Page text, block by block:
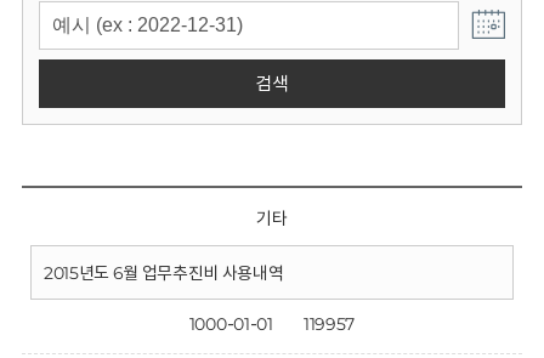
검색
기타
2015년도 6월 업무추진비 사용내역
1000-01-01 119957